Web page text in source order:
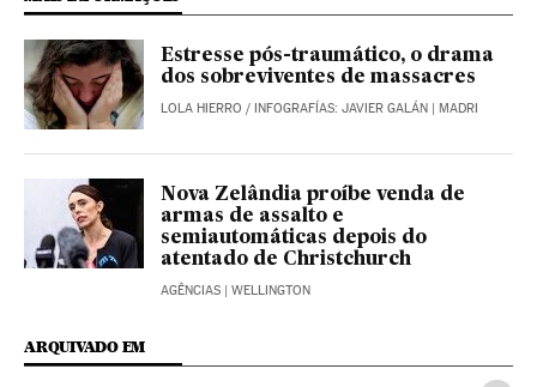
Estresse pós-traumático, o drama
dos sobreviventes de massacres
LOLA HIERRO / INFOGRAFÍAS: JAVIER GALÁN | MADRI
Nova Zelândia proíbe venda de
armas de assalto e
semiautomáticas depois do
atentado de Christchurch
AGÊNCIAS | WELLINGTON
ARQUIVADO EM